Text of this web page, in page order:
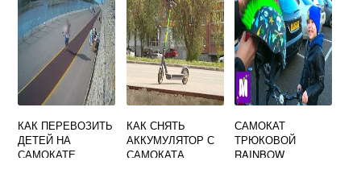
КАК ПЕРЕВОЗИТЬ
ДЕТЕЙ НА
САМОКАТЕ
КАК СНЯТЬ
АККУМУЛЯТОР С
САМОКАТА
САМОКАТ
ТРЮКОВОЙ
RAINBOW